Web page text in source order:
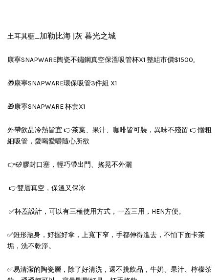
土耳其藍_加勒比海 |灰 暮光之城
康寧SNAPWARE陶瓷不鏽鋼真空保溫吸管杯X1 整組市價$1500,
🎁康寧SNAPWARE環保吸管3件組 X1
🎁康寧SNAPWARE 杯套X1
外帶飲品冷熱皆宜 👉茶葉、果汁、咖啡皆可裝，異味不殘留 👉贈粗
細吸管，愛喝愛嚼隨心所欲
👉矽膠封口塞，輕巧帶出門、搖晃不外灑
👉雙層真空，保溫又保冰
✅️杯蓋設計，可以有三種使用方式，一蓋三用，HEN方便。
✅️錐形瓶身，好握好拿，上寬下窄，手都伸得進去，不怕下面卡茶
垢，洗不乾淨。
✅️易清潔的陶瓷層，除了好清洗，還不挑飲品，牛奶、果汁、檸檬茶